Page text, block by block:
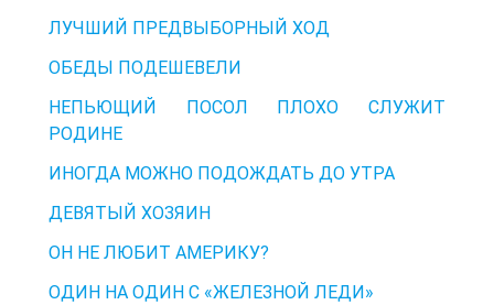
ЛУЧШИЙ ПРЕДВЫБОРНЫЙ ХОД
ОБЕДЫ ПОДЕШЕВЕЛИ
НЕПЬЮЩИЙ ПОСОЛ ПЛОХО СЛУЖИТ
РОДИНЕ
ИНОГДА МОЖНО ПОДОЖДАТЬ ДО УТРА
ДЕВЯТЫЙ ХОЗЯИН
ОН НЕ ЛЮБИТ АМЕРИКУ?
ОДИН НА ОДИН С «ЖЕЛЕЗНОЙ ЛЕДИ»